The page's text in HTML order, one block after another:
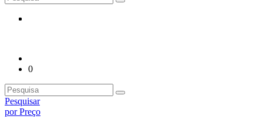
0
Pesquisar
por Preço